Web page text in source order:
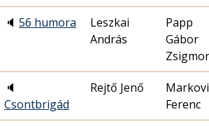
🔈 56 humora
Leszkai
András
Papp
Gábor
🔈
Csontbrigád
Rejtő Jenő
Ferenc